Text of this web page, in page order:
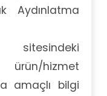
Aydınlatma
sitesindeki
hizmet
amaçlı bilgi